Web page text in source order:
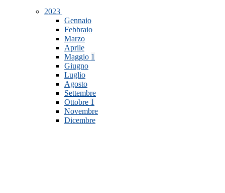
2023
Gennaio
Febbraio
Marzo
Aprile
Maggio 1
Giugno
Luglio
Agosto
Settembre
Ottobre 1
Novembre
Dicembre